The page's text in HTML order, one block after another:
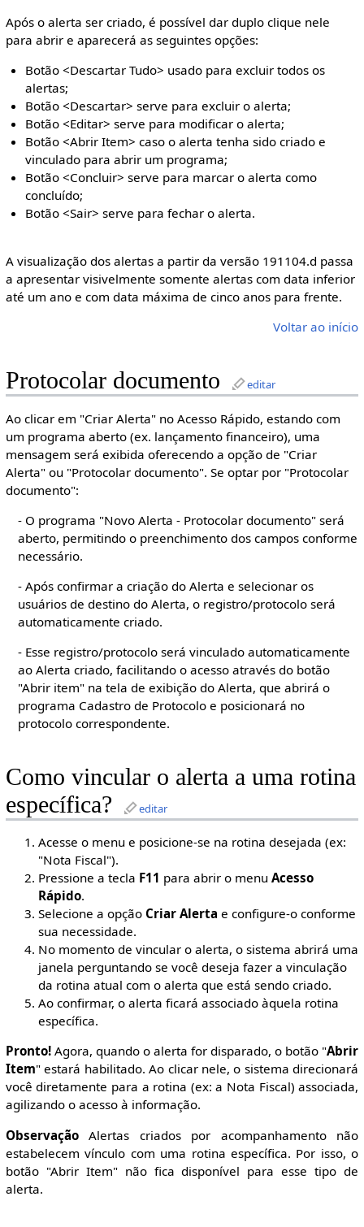
Após o alerta ser criado, é possível dar duplo clique nele
para abrir e aparecerá as seguintes opções:
Botão <Descartar Tudo> usado para excluir todos os
alertas;
Botão <Descartar> serve para excluir o alerta;
Botão <Editar> serve para modificar o alerta;
Botão <Abrir Item> caso o alerta tenha sido criado e
vinculado para abrir um programa;
Botão <Concluir> serve para marcar o alerta como
concluído;
Botão <Sair> serve para fechar o alerta.
A visualização dos alertas a partir da versão 191104.d passa
a apresentar visivelmente somente alertas com data inferior
até um ano e com data máxima de cinco anos para frente.
Voltar ao início
Protocolar documento editar
Ao clicar em "Criar Alerta" no Acesso Rápido, estando com
um programa aberto (ex. lançamento financeiro), uma
mensagem será exibida oferecendo a opção de "Criar
Alerta" ou "Protocolar documento". Se optar por "Protocolar
documento":
- O programa "Novo Alerta - Protocolar documento" será
aberto, permitindo o preenchimento dos campos conforme
necessário.
- Após confirmar a criação do Alerta e selecionar os
usuários de destino do Alerta, o registro/protocolo será
automaticamente criado.
- Esse registro/protocolo será vinculado automaticamente
ao Alerta criado, facilitando o acesso através do botão
"Abrir item" na tela de exibição do Alerta, que abrirá o
programa Cadastro de Protocolo e posicionará no
protocolo correspondente.
Como vincular o alerta a uma rotina
específica?
editar
Acesse o menu e posicione-se na rotina desejada (ex:
"Nota Fiscal").
Pressione a tecla F11 para abrir o menu Acesso
Rápido.
Selecione a opção Criar Alerta e configure-o conforme
sua necessidade.
No momento de vincular o alerta, o sistema abrirá uma
janela perguntando se você deseja fazer a vinculação
da rotina atual com o alerta que está sendo criado.
Ao confirmar, o alerta ficará associado àquela rotina
específica.
Pronto!Agora, quando o alerta for disparado, o botão "Abrir
Item" estará habilitado. Ao clicar nele, o sistema direcionará
você diretamente para a rotina (ex: a Nota Fiscal) associada,
agilizando o acesso à informação.
ObservaçãoAlertas criados por acompanhamento não
estabelecem vínculo com uma rotina específica. Por isso, o
botão "Abrir Item" não fica disponível para esse tipo de
alerta.